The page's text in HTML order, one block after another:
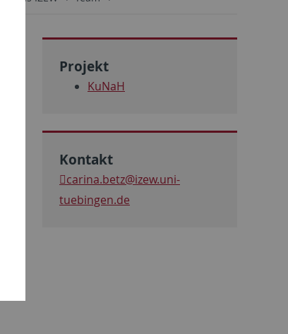
Projekt
KuNaH
Kontakt
carina.betz@izew.uni-
tuebingen.de